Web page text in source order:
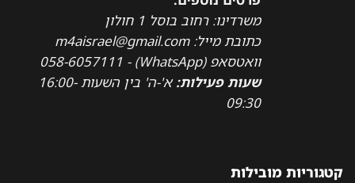
משרדינו: רחוב בוסל 1 חולון
כתובת מייל: m4aisrael@gmail.com
וואטסאפ (WhatsApp) - 058-6057111
שעות פעילות:
א'-ה' בין השעות 16:00-
09:30
קטגוריות מובילות